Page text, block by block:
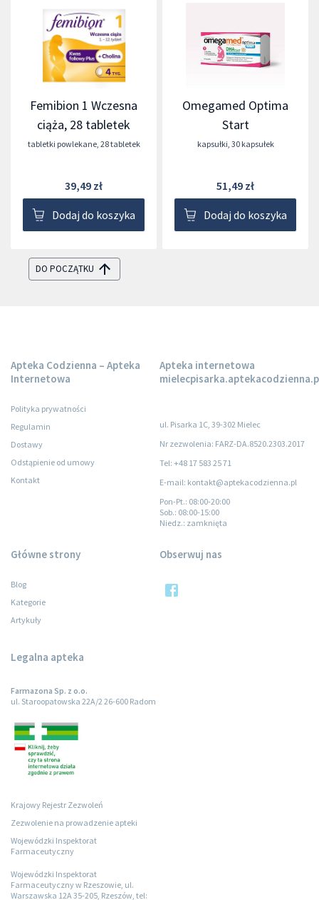
Femibion 1 Wczesna
ciąża, 28 tabletek
tabletki powlekane, 28 tabletek
39,49 zł
Dodaj do koszyka
Omegamed Optima
Start
kapsułki, 30 kapsułek
51,49 zł
Dodaj do koszyka
DO POCZĄTKU
Apteka Codzienna – Apteka
Internetowa
Polityka prywatności
Regulamin
Dostawy
Odstąpienie od umowy
Kontakt
Apteka internetowa
ul. Pisarka 1C, 39-302 Mielec
Nr zezwolenia: FARZ-DA.8520.2303.2017
Tel: +48 17 583 25 71
E-mail: kontakt@aptekacodzienna.pl
Pon-Pt.: 08:00-20:00
Sob.: 08:00-15:00
Niedz.: zamknięta
Główne strony
Blog
Kategorie
Artykuły
Legalna apteka
Farmazona Sp. z o.o.
ul. Staroopatowska 22A/2 26-600 Radom
Krajowy Rejestr Zezwoleń
Zezwolenie na prowadzenie apteki
Wojewódzki Inspektorat
Farmaceutyczny
Wojewódzki Inspektorat
Farmaceutyczny w Rzeszowie, ul.
Warszawska 12A 35-205, Rzeszów, tel:
Obserwuj nas